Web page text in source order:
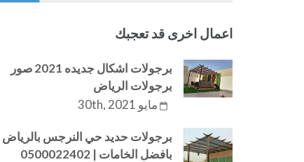
اعمال اخرى قد تعجبك
برجولات اشكال جديده 2021 صور
برجولات الرياض
مايو 30th, 2021
برجولات حديد حي النرجس بالرياض
بافضل الخامات | 0500022402